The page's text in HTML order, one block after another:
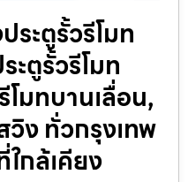
ระตูรั้วรีโมท
ตูรั้วรีโมท
โมทบานเลื่อน,
วิง ทั่วกรุงเทพ
กล้เคียง